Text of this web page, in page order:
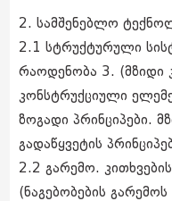
2. სამშენებლო
2.1 სტრუქტურული
რაოდენობა 3. (მზიდი
კონსტრუქციული
ზოგადი პრინციპები.
გადაწყვეტის
2.2 გარემო.
(ნაგებობების